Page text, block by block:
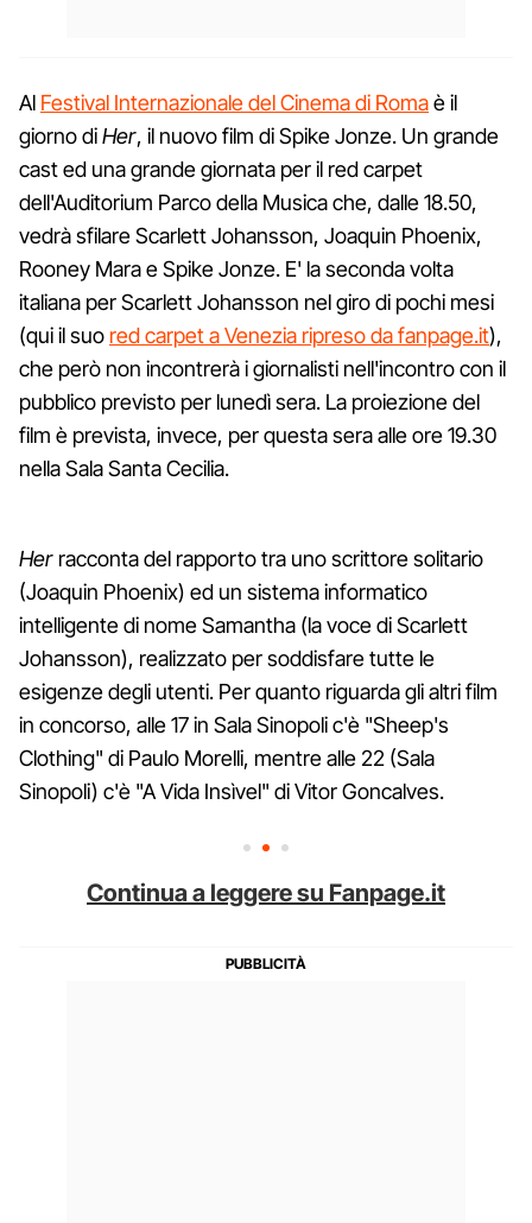
Al Festival Internazionale del Cinema di Romaè il
giorno diHer, il nuovo film di Spike Jonze. Un grande
cast ed una grande giornata per il red carpet
dell'Auditorium Parco della Musica che, dalle 18.50,
vedrà sfilare Scarlett Johansson, Joaquin Phoenix,
Rooney Mara e Spike Jonze. E' la seconda volta
italiana per Scarlett Johansson nel giro di pochi mesi
(qui il suo red carpet a Venezia ripreso da fanpage.it),
che però non incontrerà i giornalisti nell'incontro con il
pubblico previsto per lunedì sera. La proiezione del
film è prevista, invece, per questa sera alle ore 19.30
nella Sala Santa Cecilia.
Her racconta del rapporto tra uno scrittore solitario
(Joaquin Phoenix) ed un sistema informatico
intelligente di nome Samantha (la voce di Scarlett
Johansson), realizzato per soddisfare tutte le
esigenze degli utenti. Per quanto riguarda gli altri film
in concorso, alle 17 in Sala Sinopoli c'è "Sheep's
Clothing" di Paulo Morelli, mentre alle 22 (Sala
Sinopoli) c'è "A Vida Insìvel" di Vitor Goncalves.
Continua a leggere su Fanpage.it